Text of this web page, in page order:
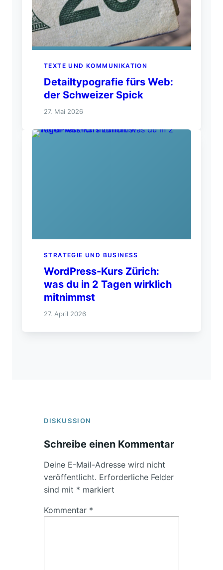
TEXTE UND KOMMUNIKATION
Detailtypografie fürs Web:
der Schweizer Spick
27. Mai 2026
STRATEGIE UND BUSINESS
WordPress-Kurs Zürich:
was du in 2 Tagen wirklich
mitnimmst
27. April 2026
DISKUSSION
Schreibe einen Kommentar
Deine E-Mail-Adresse wird nicht
veröffentlicht. Erforderliche Felder
sind mit * markiert
Kommentar *